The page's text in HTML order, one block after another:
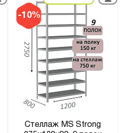
-10%
Стеллаж MS Strong